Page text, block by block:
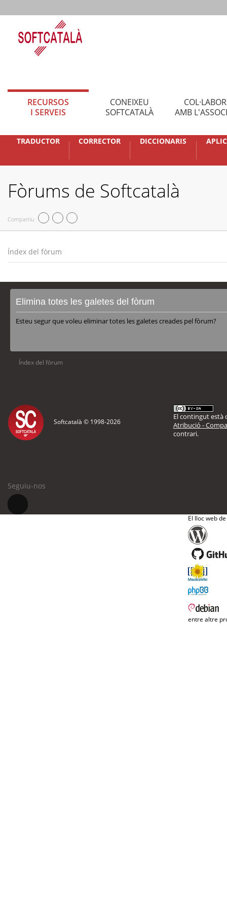
RECURSOS
I SERVEIS
CONEIXEU
SOFTCATALÀ
AMB
TRADUCTOR CORRECTOR DICCIONARIS
Fòrums de Softcatalà
Compartiu
Índex del fòrum
Elimina totes les galetes del fòrum
Esteu segur que voleu eliminar totes les galetes creades pel fòrum?
Índex del fòrum
Softcatalà © 1998-2026
El contingut està
Atribució -
contrari.
Seguiu-nos
El lloc web
entre altre